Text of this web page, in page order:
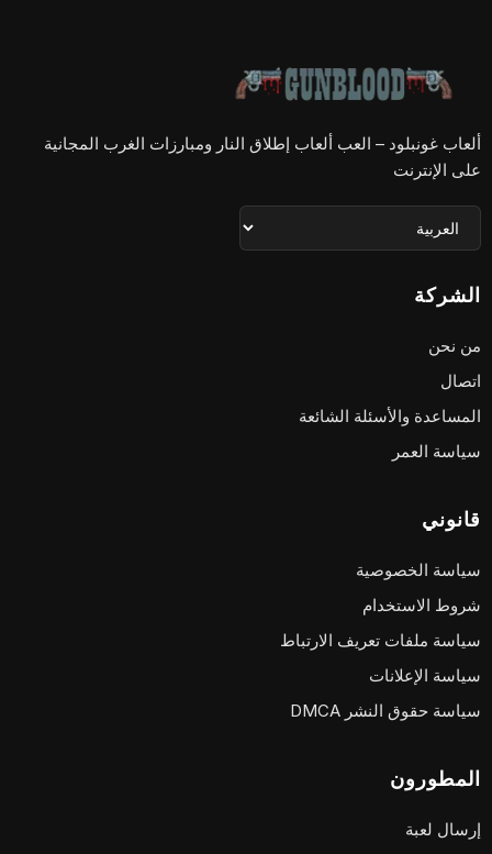
ألعاب غونبلود – العب ألعاب إطلاق النار ومبارزات الغرب المجانية
على الإنترنت
الشركة
من نحن
اتصال
المساعدة والأسئلة الشائعة
سياسة العمر
قانوني
سياسة الخصوصية
شروط الاستخدام
سياسة ملفات تعريف الارتباط
سياسة الإعلانات
سياسة حقوق النشر DMCA
المطورون
إرسال لعبة